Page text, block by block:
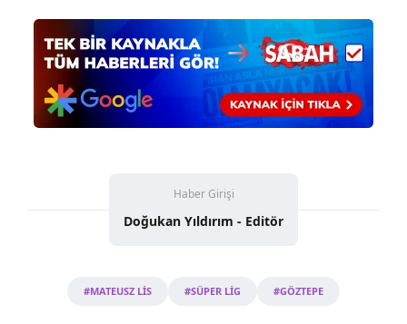
kullanılmaktadır. Diğer çerezler, sitemizin daha işlevsel
kılınması ve kişiselleştirilmesi ve sizlere yönelik
reklam/pazarlama faaliyetlerinin yapılması, amaçlarıyla
sınırlı olarak açık rızanız dahilinde kullanılacaktır.
Metnimiziziyaret edebilirsiniz.
ilgili mevzuata uygun olarak kullanılan çerezlerle ilgili bilgi
Haber Girişi
Doğukan Yıldırım - Editör
#MATEUSZ LİS #SÜPER LİG #GÖZTEPE